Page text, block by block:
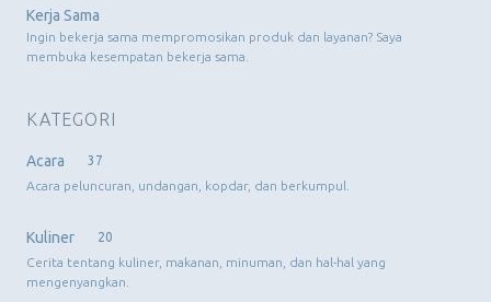
Kerja Sama
Ingin bekerja sama mempromosikan produk dan layanan? Saya
membuka kesempatan bekerja sama.
KATEGORI
Acara
37
Acara peluncuran, undangan, kopdar, dan berkumpul.
Kuliner
20
Cerita tentang kuliner, makanan, minuman, dan hal-hal yang
mengenyangkan.